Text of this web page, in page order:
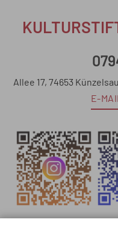
Allee 17, 74653 Künzelsau
E-